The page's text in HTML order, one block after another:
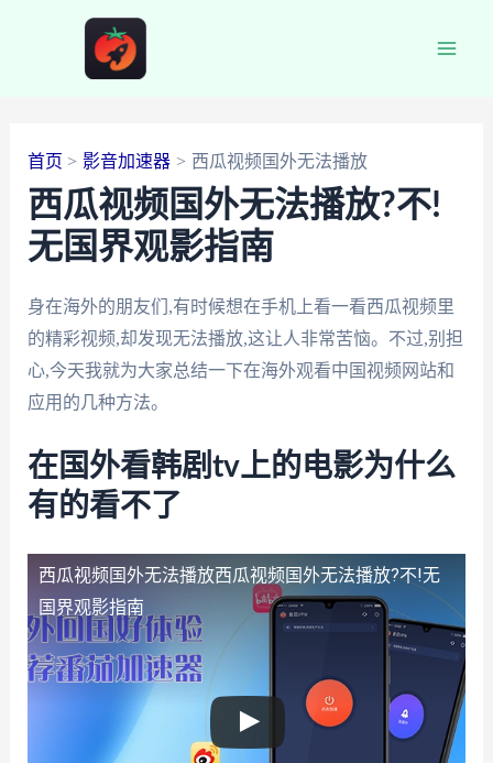
首页 影音加速器 西瓜视频国外无法播放
西瓜视频国外无法播放?不!
无国界观影指南
身在海外的朋友们,有时候想在手机上看一看西瓜视频里
的精彩视频,却发现无法播放,这让人非常苦恼。不过,别担
心,今天我就为大家总结一下在海外观看中国视频网站和
应用的几种方法。
在国外看韩剧tv上的电影为什么
有的看不了
西瓜视频国外无法播放西瓜视频国外无法播放?不!无
国界观影指南